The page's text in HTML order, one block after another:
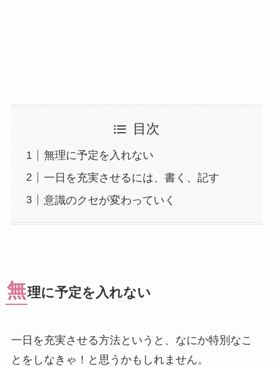
目次
無理に予定を入れない
一日を充実させるには、書く、記す
意識のクセが変わっていく
無理に予定を入れない
一日を充実させる方法というと、なにか特別なこ
とをしなきゃ！と思うかもしれません。